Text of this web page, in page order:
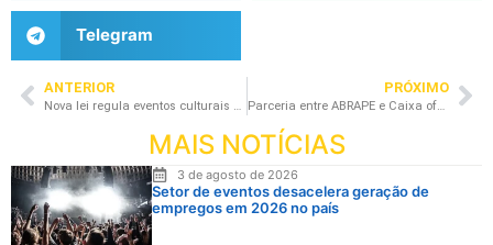
Telegram
ANTERIOR
Nova lei regula eventos culturais e pacotes turísticos adiados pela pandemia
PRÓXIMO
Parceria entre ABRAPE e Caixa oferece um pacote com benefícios exclusivo para associados
MAIS NOTÍCIAS
3 de agosto de 2026
Setor de eventos desacelera geração de
empregos em 2026 no país